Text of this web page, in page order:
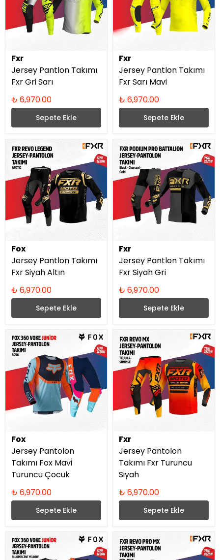
Fxr
Jersey Pantlon Takımı
Fxr Gri Sarı
₺ 6,970.00
Sepete Ekle
Fxr
Jersey Pantlon Takımı
Fxr Sarı Mavi
₺ 6,970.00
Sepete Ekle
Fox
Jersey Pantlon Takımı
Fxr Siyah Altın
₺ 6,970.00
Sepete Ekle
Fxr
Jersey Pantlon Takımı
Fxr Siyah Gri
₺ 6,970.00
Sepete Ekle
Fox
Jersey Pantolon
Takımı Fox Mavi
Turuncu Çocuk
₺ 6,970.00
Sepete Ekle
Fxr
Jersey Pantolon
Takımı Fxr Turuncu
Siyah
₺ 6,970.00
Sepete Ekle